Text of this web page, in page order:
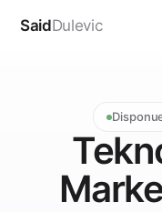
SaidDulevic